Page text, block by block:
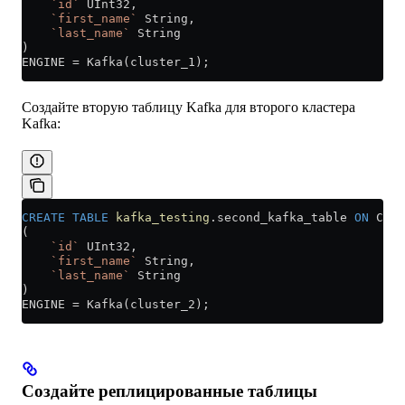
    `id`
UInt32,
    `first_name`
String,
    `last_name`
String
)
ENGINE = Kafka(cluster_1);
Создайте вторую таблицу Kafka для второго кластера
Kafka:
CREATE TABLE kafka_testing .second_kafka_table ON
(
    `id`
UInt32,
    `first_name`
String,
    `last_name`
String
)
ENGINE = Kafka(cluster_2);
Создайте реплицированные таблицы